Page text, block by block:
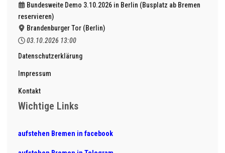
Bundesweite Demo 3.10.2026 in Berlin (Busplatz ab Bremen
reservieren)
Brandenburger Tor (Berlin)
03.10.2026 13:00
Datenschutzerklärung
Impressum
Kontakt
Wichtige Links
aufstehen Bremen in facebook